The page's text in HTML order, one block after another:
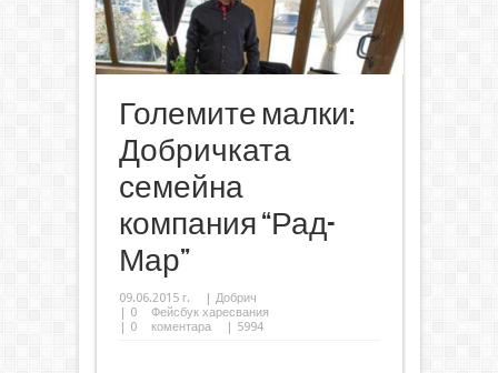
Големите малки:
Добричката
семейна
компания “Рад-
Мар”
09.06.2015 г. | Добрич
| 0
Фейсбук харесвания
| 0 коментара | 5994